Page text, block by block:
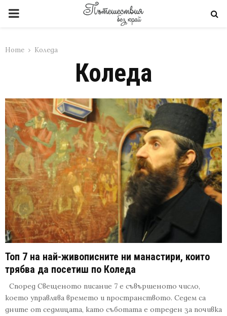
PRIMARY
Home Коледа
Коледа
Топ 7 на най-живописните ни манастири, които
трябва да посетиш по Коледа
Според Свещеното писание 7 е съвършеното число,
което управлява времето и пространството. Седем са
дните от седмицата, като съботата е отреден за почивка